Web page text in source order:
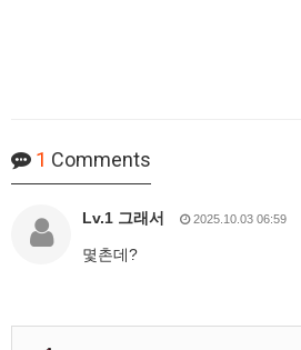
1 Comments
Lv.1 그래서 2025.10.03 06:59
몇촌데?